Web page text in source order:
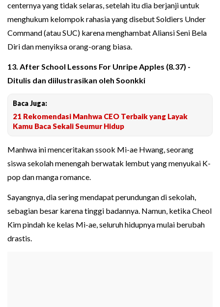
centernya yang tidak selaras, setelah itu dia berjanji untuk
menghukum kelompok rahasia yang disebut Soldiers Under
Command (atau SUC) karena menghambat Aliansi Seni Bela
Diri dan menyiksa orang-orang biasa.
13. After School Lessons For Unripe Apples (8.37) -
Ditulis dan diilustrasikan oleh Soonkki
Baca Juga:
21 Rekomendasi Manhwa CEO Terbaik yang Layak
Kamu Baca Sekali Seumur Hidup
Manhwa ini menceritakan ssook Mi-ae Hwang, seorang
siswa sekolah menengah berwatak lembut yang menyukai K-
pop dan manga romance.
Sayangnya, dia sering mendapat perundungan di sekolah,
sebagian besar karena tinggi badannya. Namun, ketika Cheol
Kim pindah ke kelas Mi-ae, seluruh hidupnya mulai berubah
drastis.